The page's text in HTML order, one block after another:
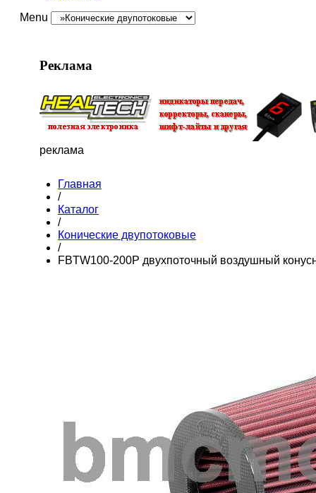
Menu
Реклама
реклама
Главная
/
Каталог
/
Конические двупотоковые
/
FBTW100-200P двухпоточный воздушный